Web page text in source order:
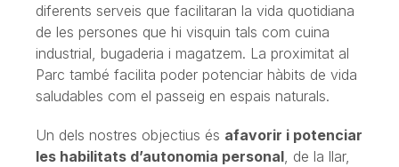
diferents serveis que facilitaran la vida quotidiana
de les persones que hi visquin tals com cuina
industrial, bugaderia i magatzem. La proximitat al
Parc també facilita poder potenciar hàbits de vida
saludables com el passeig en espais naturals.
Un dels nostres objectius és afavorir i potenciar
les habilitats d’autonomia personal , de la llar,